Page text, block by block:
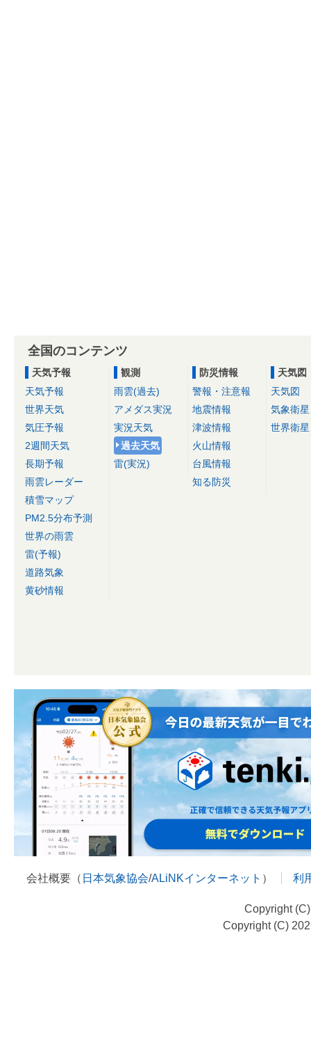
全国のコンテンツ
天気予報
天気予報
世界天気
気圧予報
2週間天気
長期予報
雨雲レーダー
積雪マップ
PM2.5分布予測
世界の雨雲
雷(予報)
道路気象
黄砂情報
観測
雨雲(過去)
アメダス実況
実況天気
過去天気
雷(実況)
防災情報
警報・注意報
地震情報
津波情報
火山情報
台風情報
知る防災
天気図
天気図
気象衛星
世界衛星
会社概要（ 日本気象協会/ALiNKインターネット ） 利
Copyright
Copyright (C)